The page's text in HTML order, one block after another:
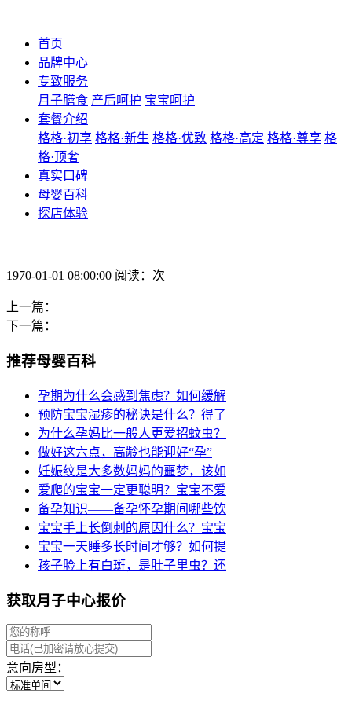
首页
品牌中心
专致服务
月子膳食 产后呵护 宝宝呵护
套餐介绍
格格·初享 格格·新生 格格·优致 格格·高定 格格·尊享 格
格·顶奢
真实口碑
母婴百科
探店体验
1970-01-01 08:00:00 阅读：次
上一篇：
下一篇：
推荐母婴百科
孕期为什么会感到焦虑？如何缓解
预防宝宝湿疹的秘诀是什么？得了
为什么孕妈比一般人更爱招蚊虫？
做好这六点，高龄也能迎好“孕”
妊娠纹是大多数妈妈的噩梦，该如
爱爬的宝宝一定更聪明？宝宝不爱
备孕知识——备孕怀孕期间哪些饮
宝宝手上长倒刺的原因什么？宝宝
宝宝一天睡多长时间才够？如何提
孩子脸上有白斑，是肚子里虫？还
获取月子中心报价
意向房型：